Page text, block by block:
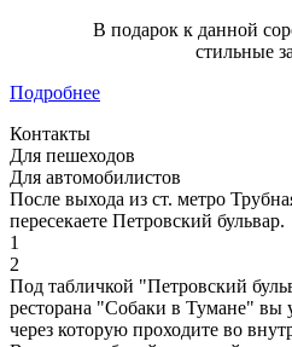
В подарок к данной
стильные
Подробнее
Контакты
Для пешеходов
Для автомобилистов
После выхода из ст. метро
пересекаете Петровский бульвар.
1
2
Под табличкой "Петровский
ресторана "Собаки в Тумане" вы
через которую проходите во